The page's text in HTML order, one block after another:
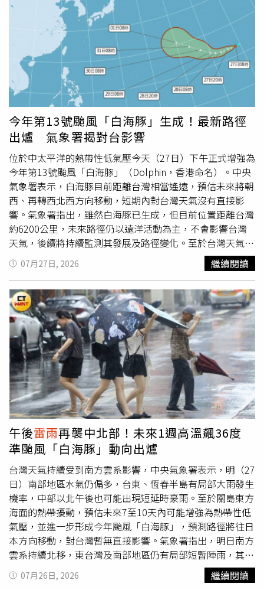
戶外活動，應適時補充水分，避免高溫造成身體不適。展望
未來天氣，週四、週五太平洋高壓將略為增強，大氣環境逐
漸趨於穩定，各地仍有午後局部雷陣雨發生機率，但主要集
中於山區及少部分鄰近平地。到了週六至下週四，高壓持續
籠罩台灣，各地將維持晴朗炎熱的天氣型態，午後降雨範圍
相對有限。此外，今年第13號輕度颱風「白海豚」持續受到
關注。根據中央氣象署最新路徑潛勢預測，白海豚未來5天
將朝西轉西北西方向前進，逐漸接近日本東南方海面。吳德
榮進一步指出，最新模式顯示，白海豚將行經高海溫、低垂
直風切及高層強輻散等有利環境，符合熱帶氣旋快速增強的
三項條件，因此有機會迅速發展為強烈颱風，並成為典型
「超級聖嬰年」的大型颱風，預估最大平均風速可達每秒58
公尺，逼近今年「風王巴威」每秒60公尺的紀錄。不過，吳
德榮表示，依最新模式推估，未來10天白海豚的暴風圈侵襲
台灣機率偏低，對台灣沒有直接威脅，近期天氣仍以太平洋
高壓帶來的高溫炎熱為主要特徵，民眾持續留意午後局部雷
陣雨及高溫資訊即可。
今年第13號颱風「白海豚」生成！最新路徑
出爐 氣象署揭對台影響
位於中太平洋的熱帶性低氣壓今天（27日）下午正式增強為
今年第13號颱風「白海豚」（Dolphin，香港命名）。中央
氣象署表示，白海豚目前距離台灣相當遙遠，預估未來將朝
西、再轉西北西方向移動，短期內對台灣天氣沒有直接影
響。氣象署指出，雖然白海豚已生成，但目前位置距離台灣
約6200公里，未來路徑仍以遠洋活動為主，不會影響台灣
天氣，後續將持續監測其發展及路徑變化。至於台灣天氣，
受南方雲系北移影響，今天東南部、南部及澎湖、金門有局
部短暫陣雨或雷雨
，其中東南部、恆春半島有局部大雨發生
機率，澎湖、金門也可能出現較大雨勢。東部及東北部則有
零星短暫陣雨，其他地區以多雲為主。此外，今天午後受熱
對流發展影響，易出現局部雷陣雨，部分地區不排除有大雨
或短延時豪雨。氣溫方面，西半部高溫約33至35度，東半
部約31至33度，中午前後紫外線偏強。氣象署提醒，民眾
外出應做好防曬措施，並適時補充水分，慎防高溫及午後強
降雨。
07月27日, 2026 繼續閱讀
午後雷雨再襲中北部！未來1週高溫飆36度
準颱風「白海豚」動向出爐
台灣天氣持續受到南方雲系影響，中央氣象署表示，明（27
日）南部地區水氣仍偏多，台東、恆春半島有局部大雨發生
機率，中部以北午後也可能出現短延時豪雨。至於關島東方
海面的熱帶擾動，預估未來7至10天內可能增強為熱帶性低
氣壓，並進一步形成今年颱風「白海豚」，預測路徑將往日
本方向移動，對台灣暫無直接影響。氣象署指出，明日南方
雲系持續北移，東台灣及南部地區仍有局部短暫陣雨，其中
台東、恆春地區有較高機率出現局部大雨；花蓮、宜蘭也可
能有零星降雨。中部以北則以午後雷陣雨為主，部分地區山
07月26日, 2026 繼續閱讀